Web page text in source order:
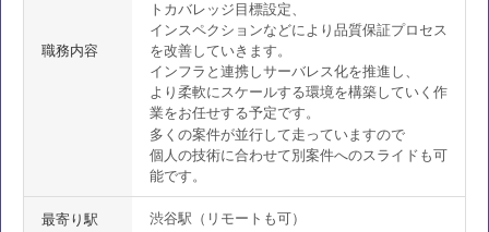
職務内容
トカバレッジ目標設定、
インスペクションなどにより品質保証プロセス
を改善していきます。
インフラと連携しサーバレス化を推進し、
より柔軟にスケールする環境を構築していく作
業をお任せする予定です。
多くの案件が並行して走っていますので
個人の技術に合わせて別案件へのスライドも可
能です。
最寄り駅 渋谷駅（リモートも可）